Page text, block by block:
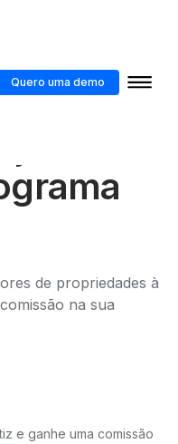
Quero uma demo
de propriedades à
na sua
e ganhe uma comissão